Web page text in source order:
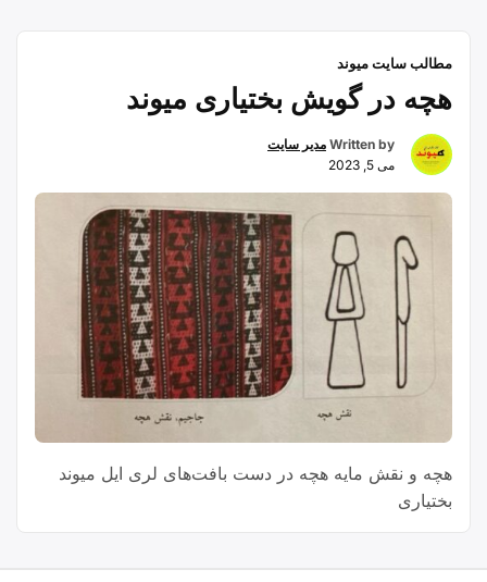
مطالب سایت میوند
هچه در گویش بختیاری میوند
Written by مدیر سایت
می 5, 2023
هچه و نقش مایه هچه در دست بافت‌های لری ایل میوند
بختیاری